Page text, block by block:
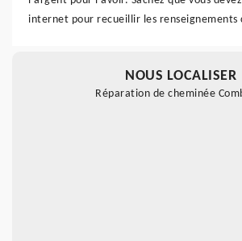
internet pour recueillir les renseignements
NOUS LOCALISER
Réparation de cheminée